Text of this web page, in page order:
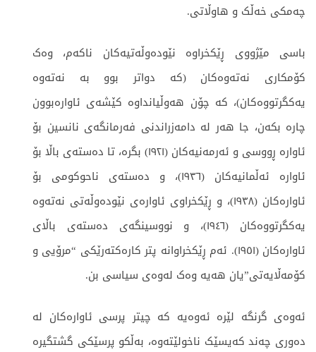
چەمکی خەڵک و هاوڵاتی.
باسی مێژووی ڕێکخراوە نێودەوڵەتیەکان ناکەم، وەک
کۆمکاری نەتەوەکان (کە دواتر بوو بە نەتەوە
یەکگرتووەکان)، کە چۆن هەوڵیانداوە کێشەی ئاوارەبوون
چارە بکەن، جا هەر لە دامەزراندنی فەرمانگەی نانسین بۆ
ئاوارە ڕووسی و ئەرمەنیەکان (١٩٢١) بگرە، تا دەستەی باڵا بۆ
ئاوارە ئەڵمانیەکان (١٩٣٦)، و دەستەی ناحوکومی بۆ
ئاوارەکان (١٩٣٨)، و ڕێکخراوی ئاوارەی نێودەوڵەتی نەتەوە
یەکگرتووەکان (١٩٤٦)، و نووسینگەی دەستەی باڵای
ئاوارەکان (١٩٥١). ئەم ڕێکخراوانە پتر کارەکتەرێکی “مرۆیی و
کۆمەڵایەتی”یان هەیە وەک لەوەی سیاسی بن.
ئەوەی گرنگە لێرە ئەوەیە کە چیتر پرسی ئاوارەکان لە
دەوری چەند کەیسێک ناخولێتەوە، بەڵکو پرسێکی گشتگیرە